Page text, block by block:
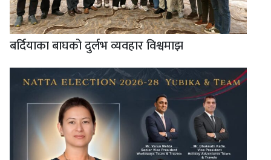
बर्दियाका बाघको दुर्लभ व्यवहार विश्वमाझ